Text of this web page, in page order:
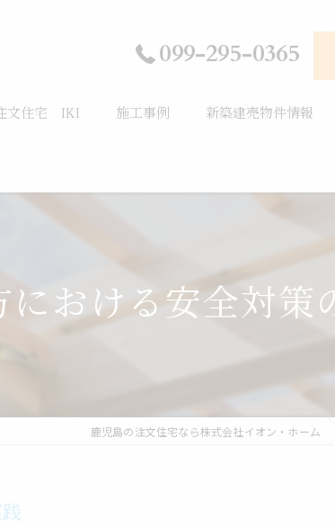
099-295-0365
文住宅 IKI 施工事例 新築建売物件情報
おける安全対策
鹿児島の注文住宅なら株式会社イオン・ホーム